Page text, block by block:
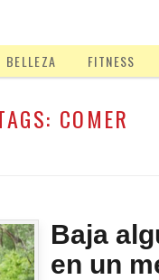
BELLEZA FITNESS
COMER
Baja
en un